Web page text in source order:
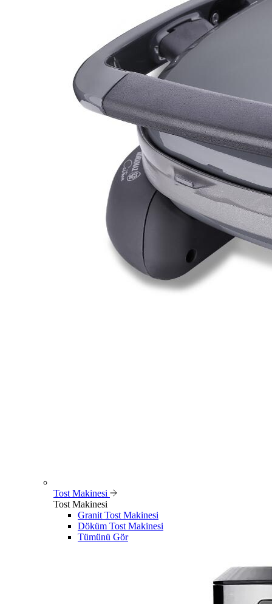
Tost Makinesi
Tost Makinesi
Granit Tost Makinesi
Döküm Tost Makinesi
Tümünü Gör